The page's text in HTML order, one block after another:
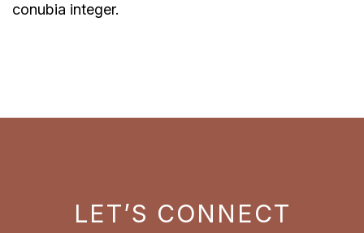
conubia integer.
LET’S CONNECT